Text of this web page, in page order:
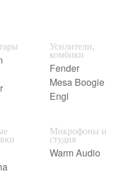
Усилители,
комбики
Fender
Mesa Boogie
Engl
Микрофоны и
студия
Warm Audio